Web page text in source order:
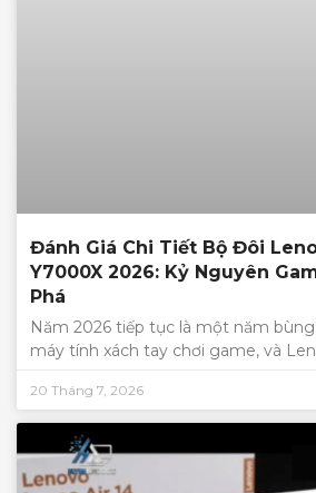
Đánh Giá Chi Tiết Bộ Đôi
Y7000X 2026: Kỷ Nguyên
Phá
Năm 2026 tiếp tục là một năm
máy tính xách tay chơi game, và
20 Tháng 7, 2026